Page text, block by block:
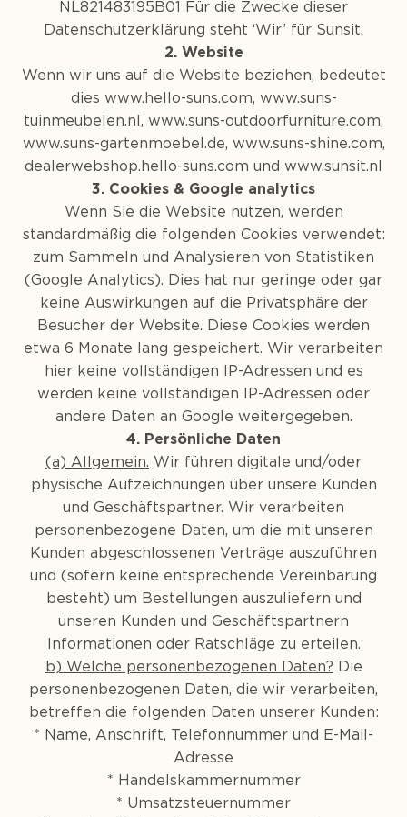
NL821483195B01 Für die Zwecke dieser
Datenschutzerklärung steht ‘Wir’ für Sunsit.
2. Website
Wenn wir uns auf die Website beziehen, bedeutet
dies www.hello-suns.com, www.suns-
tuinmeubelen.nl, www.suns-outdoorfurniture.com,
www.suns-gartenmoebel.de, www.suns-shine.com,
dealerwebshop.hello-suns.com und www.sunsit.nl
3. Cookies & Google analytics
Wenn Sie die Website nutzen, werden
standardmäßig die folgenden Cookies verwendet:
zum Sammeln und Analysieren von Statistiken
(Google Analytics). Dies hat nur geringe oder gar
keine Auswirkungen auf die Privatsphäre der
Besucher der Website. Diese Cookies werden
etwa 6 Monate lang gespeichert. Wir verarbeiten
hier keine vollständigen IP-Adressen und es
werden keine vollständigen IP-Adressen oder
andere Daten an Google weitergegeben.
4. Persönliche Daten
(a) Allgemein. Wir führen digitale und/oder
physische Aufzeichnungen über unsere Kunden
und Geschäftspartner. Wir verarbeiten
personenbezogene Daten, um die mit unseren
Kunden abgeschlossenen Verträge auszuführen
und (sofern keine entsprechende Vereinbarung
besteht) um Bestellungen auszuliefern und
unseren Kunden und Geschäftspartnern
Informationen oder Ratschläge zu erteilen.
b) Welche personenbezogenen Daten? Die
personenbezogenen Daten, die wir verarbeiten,
betreffen die folgenden Daten unserer Kunden:
* Name, Anschrift, Telefonnummer und E-Mail-
Adresse
* Handelskammernummer
* Umsatzsteuernummer